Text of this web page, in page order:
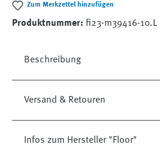
Zum Merkzettel hinzufügen
Produktnummer: fi23-m39416-10.L
Beschreibung
Versand & Retouren
Infos zum Hersteller "Floor"